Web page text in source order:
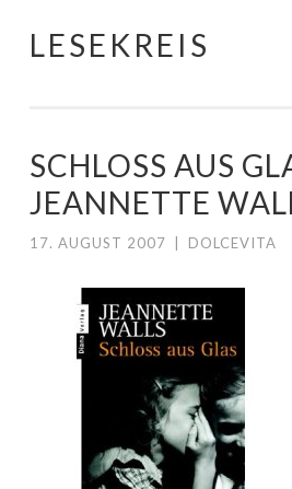
Springe
LESEKREIS
SCHLOSS AUS
JEANNETTE
17. AUGUST 2007 DOLCEVITA